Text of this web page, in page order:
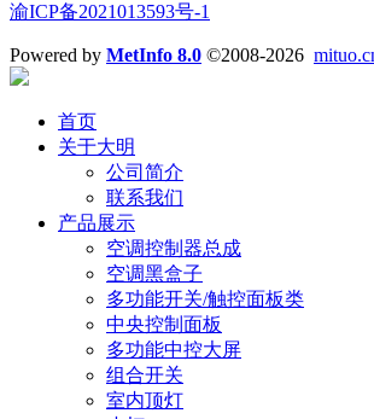
渝ICP备2021013593号-1
Powered by MetInfo 8.0 ©2008-2026
首页
关于大明
公司简介
联系我们
产品展示
空调控制器总成
空调黑盒子
多功能开关/触控面板类
中央控制面板
多功能中控大屏
组合开关
室内顶灯